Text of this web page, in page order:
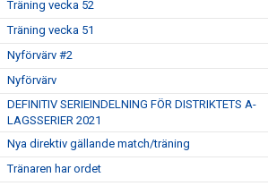
Träning vecka 52
Träning vecka 51
Nyförvärv #2
Nyförvärv
DEFINITIV SERIEINDELNING FÖR DISTRIKTETS A-
LAGSSERIER 2021
Nya direktiv gällande match/träning
Tränaren har ordet